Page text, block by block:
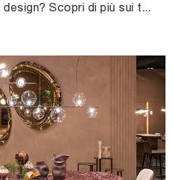
Vuoi impreziosire spazi design? Scopri di più sui tavoli design fissi: il modello da pranzo Tyron Marble ti attende.